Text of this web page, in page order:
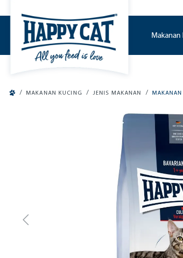
Makanan
/ MAKANAN KUCING / JENIS MAKANAN /